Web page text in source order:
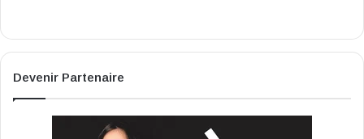
Devenir Partenaire